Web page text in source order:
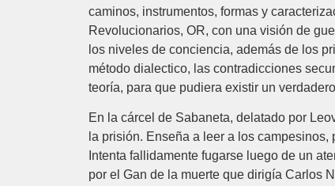
caminos, instrumentos, formas y
Revolucionarios, OR, con una visión de
los niveles de conciencia, además de los
método dialectico, las contradicciones
teoría, para que pudiera existir un
En la cárcel de Sabaneta, delatado por
la prisión. Enseña a leer a los
Intenta fallidamente fugarse luego de un
por el Gan de la muerte que dirigía Carlos